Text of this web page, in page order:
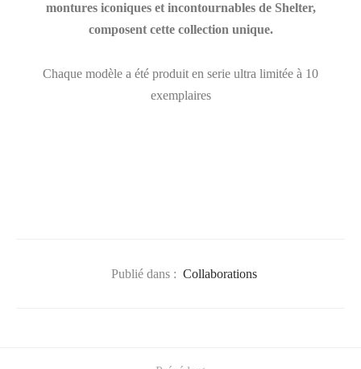
montures iconiques et incontournables de Shelter,
composent cette collection unique.
Chaque modèle a été produit en serie ultra limitée à 10
exemplaires
Publié dans : Collaborations